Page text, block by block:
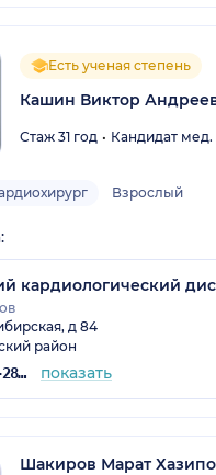
Есть ученая степень
Кашин Виктор
Стаж 31 год Кандидат мед.
Взрослый
кардиологический
д 84
район
+7 (342) 216-28-06 показать
Шакиров Марат